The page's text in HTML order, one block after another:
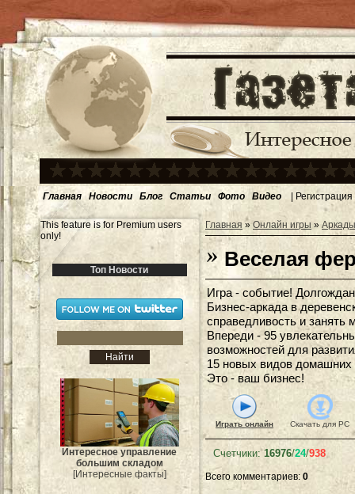
Главная Новости Блог Статьи Фото Видео | Регистрация
This feature is for Premium users
only!
Топ Новости
Интересное управление
большим складом
[Интересные факты]
Главная » Онлайн игры »
Веселая
Игра - событие!
Бизнес-аркада в
справедливость и занять
Впереди - 95
возможностей для
15 новых видов домашних
Это - ваш бизнес!
Играть онлайн Скачать для PC
Счетчики:16976/24/938
Всего комментариев: 0